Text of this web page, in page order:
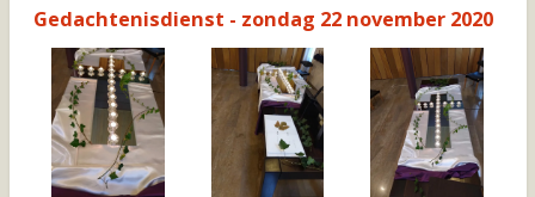
Gedachtenisdienst - zondag 22 november 2020